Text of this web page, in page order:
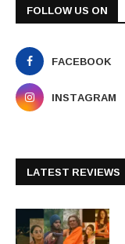
FOLLOW US ON
FACEBOOK
INSTAGRAM
LATEST REVIEWS